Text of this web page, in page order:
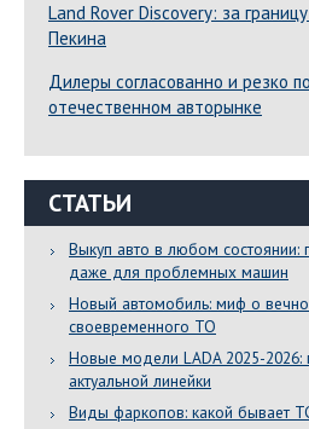
Land Rover Dіscovery: за
Пекина
Дилеры согласованно и резко
отечественном авторынке
СТАТЬИ
Выкуп авто в любом состоянии:
даже для проблемных машин
Новый автомобиль: миф о
своевременного ТО
Новые модели LADA 2025-2026:
актуальной линейки
Виды фаркопов: какой бывает